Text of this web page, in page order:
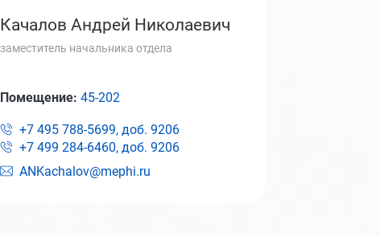
Качалов Андрей Николаевич
заместитель начальника отдела
ANKachalov@mephi.ru
Помещение: 45-202
+7 495 788-5699, доб. 9206
+7 499 284-6460, доб. 9206